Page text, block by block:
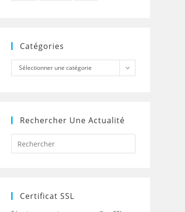
Catégories
Catégories
Sélectionner une catégorie
Rechercher Une Actualité
Press
to
Certificat SSL